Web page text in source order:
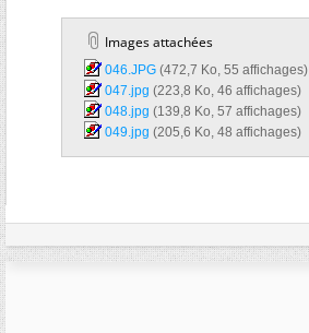
Images attachées
046.JPG‎ (472,7 Ko, 55 affichages)
047.jpg‎ (223,8 Ko, 46 affichages)
048.jpg‎ (139,8 Ko, 57 affichages)
049.jpg‎ (205,6 Ko, 48 affichages)